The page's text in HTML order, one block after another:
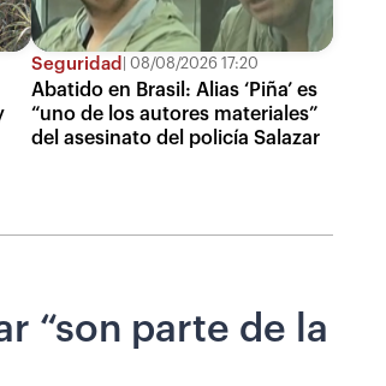
Seguridad 08/08/2026 17:20
Abatido en Brasil: Alias ‘Piña’ es
“uno de los autores materiales”
del asesinato del policía Salazar
“son parte de la